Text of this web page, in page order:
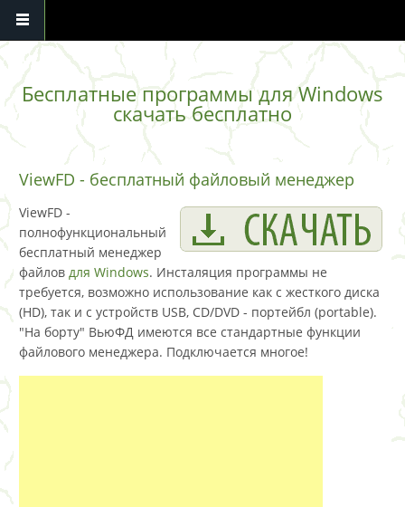
Перейти к основному содержанию
Бесплатные программы для Windows
скачать бесплатно
ViewFD - бесплатный файловый менеджер
ViewFD -
полнофункциональный
бесплатный менеджер
файлов для Windows. Инсталяция программы не
требуется, возможно использование как с жесткого диска
(HD), так и с устройств USB, CD/DVD - портейбл (portable).
"На борту" ВьюФД имеются все стандартные функции
файлового менеджера. Подключается многое!